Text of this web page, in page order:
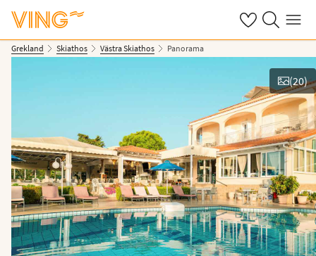
Se dinaSök på ving.se
Meny
Grekland Skiathos Västra Skiathos Panorama
Se bilder
(20)